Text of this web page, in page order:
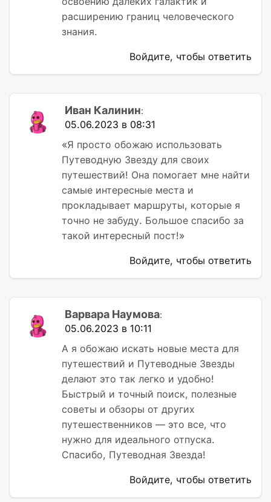
расширению границ человеческого
знания.
Войдите, чтобы ответить
Иван Калинин:
05.06.2023 в 08:31
«Я просто обожаю использовать
Путеводную Звезду для своих
путешествий! Она помогает мне найти
самые интересные места и
прокладывает маршруты, которые я
точно не забуду. Большое спасибо за
такой интересный пост!»
Войдите, чтобы ответить
Варвара Наумова:
05.06.2023 в 10:11
А я обожаю искать новые места для
путешествий и Путеводные Звезды
делают это так легко и удобно!
Быстрый и точный поиск, полезные
советы и обзоры от других
путешественников — это все, что
нужно для идеального отпуска.
Спасибо, Путеводная Звезда!
Войдите, чтобы ответить